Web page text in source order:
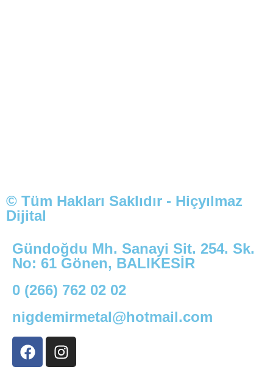
© Tüm Hakları Saklıdır - Hiçyılmaz
Dijital
Gündoğdu Mh. Sanayi Sit. 254. Sk.
No: 61 Gönen, BALIKESİR
0 (266) 762 02 02
nigdemirmetal@hotmail.com